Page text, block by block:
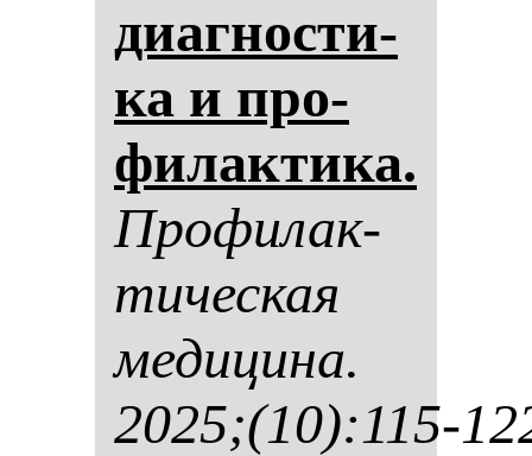
ди­аг­нос­ти­
ка и про­
фи­лак­ти­ка.
Про­фи­лак­
ти­чес­кая
ме­ди­ци­на.
2025;(10):115-